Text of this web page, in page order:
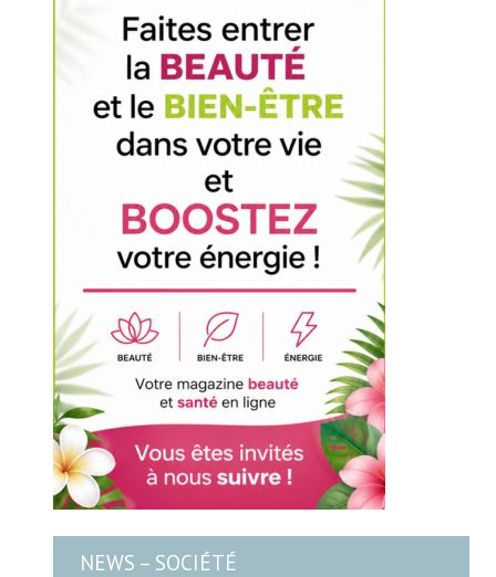
NEWS – SOCIÉTÉ